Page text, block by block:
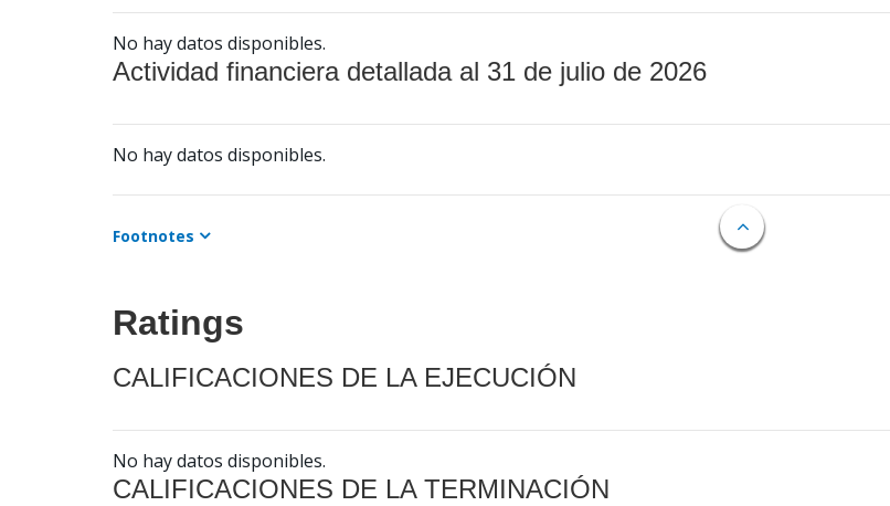
No hay datos disponibles.
Actividad financiera detallada al 31 de julio de 2026
No hay datos disponibles.
Footnotes
Ratings
CALIFICACIONES DE LA EJECUCIÓN
No hay datos disponibles.
CALIFICACIONES DE LA TERMINACIÓN